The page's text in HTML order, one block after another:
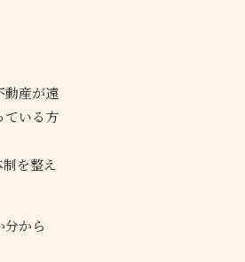
動産が遠
ている方
を整え
から